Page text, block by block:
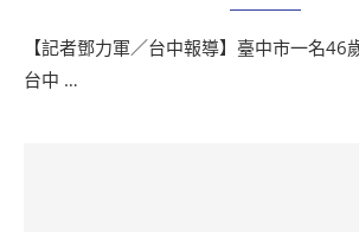
【記者鄧力軍／台中報導】臺中市一名46
台中 …